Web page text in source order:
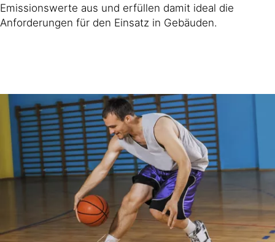
Emissionswerte aus und erfüllen damit ideal die
Anforderungen für den Einsatz in Gebäuden.